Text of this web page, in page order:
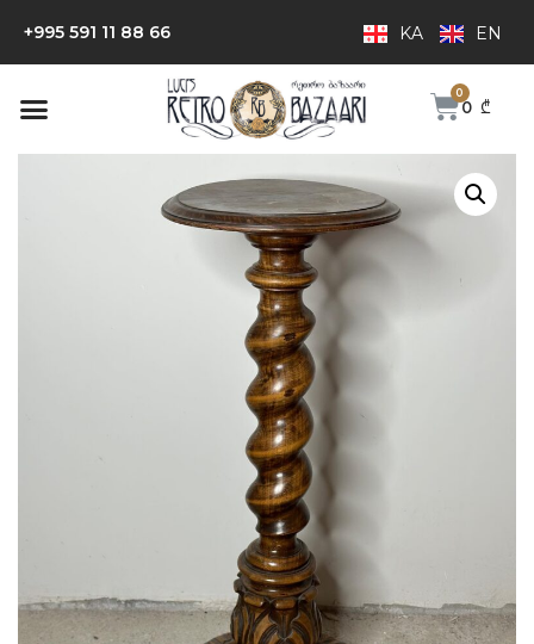
+995 591 11 88 66 KA EN
0 ₾